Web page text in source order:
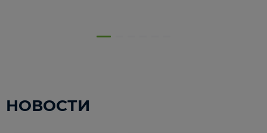
НОВОСТИ